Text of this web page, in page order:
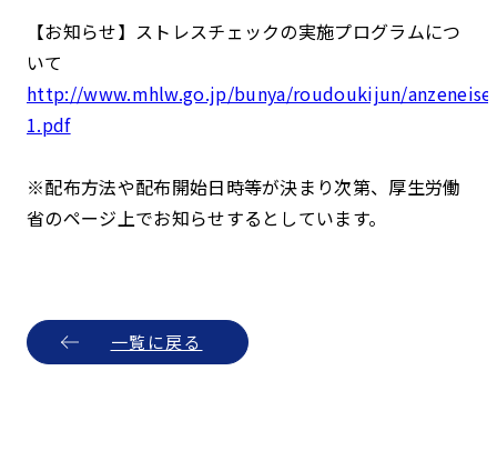
【お知らせ】ストレスチェックの実施プログラムにつ
いて
http://www.mhlw.go.jp/bunya/roudoukijun/
1.pdf
※配布方法や配布開始日時等が決まり次第、厚生労働
省のページ上でお知らせするとしています。
一覧に戻る